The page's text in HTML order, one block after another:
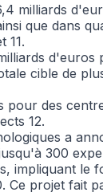
milliards
que dans
11.
cible de
des
12.
a
300
impliquant le
projet